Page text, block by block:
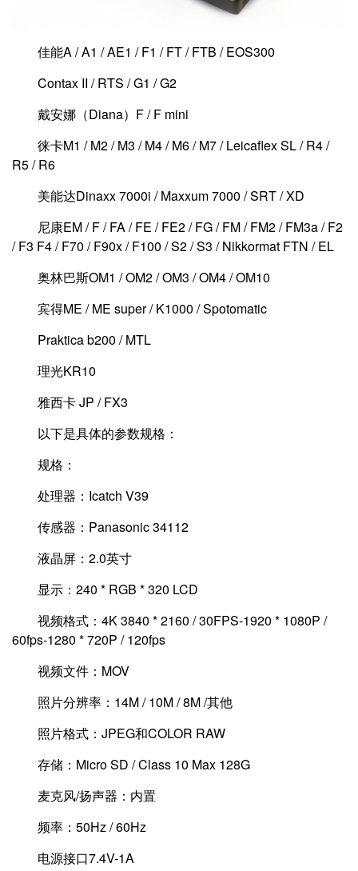
佳能A / A1 / AE1 / F1 / FT / FTB / EOS300
Contax II / RTS / G1 / G2
戴安娜（Diana）F / F mini
徕卡M1 / M2 / M3 / M4 / M6 / M7 / Leicaflex SL / R4 /
R5 / R6
美能达Dinaxx 7000i / Maxxum 7000 / SRT / XD
尼康EM / F / FA / FE / FE2 / FG / FM / FM2 / FM3a / F2
/ F3 F4 / F70 / F90x / F100 / S2 / S3 / Nikkormat FTN / EL
奥林巴斯OM1 / OM2 / OM3 / OM4 / OM10
宾得ME / ME super / K1000 / Spotomatic
Praktica b200 / MTL
理光KR10
雅西卡 JP / FX3
以下是具体的参数规格：
规格：
处理器：Icatch V39
传感器：Panasonic 34112
液晶屏：2.0英寸
显示：240 * RGB * 320 LCD
视频格式：4K 3840 * 2160 / 30FPS-1920 * 1080P /
60fps-1280 * 720P / 120fps
视频文件：MOV
照片分辨率：14M / 10M / 8M /其他
照片格式：JPEG和COLOR RAW
存储：Micro SD / Class 10 Max 128G
麦克风/扬声器：内置
频率：50Hz / 60Hz
电源接口7.4V-1A